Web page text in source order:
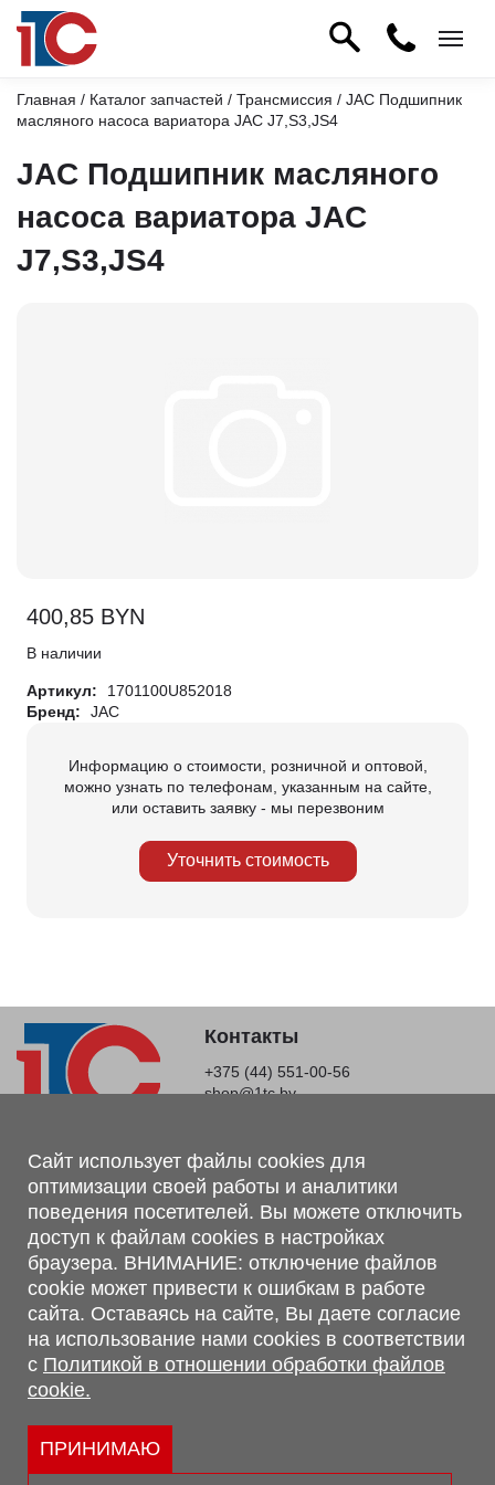
Главная / Каталог запчастей / Трансмиссия / JAC Подшипник
масляного насоса вариатора JAC J7,S3,JS4
JAC Подшипник масляного
насоса вариатора JAC
J7,S3,JS4
400,85 BYN
В наличии
Артикул:
1701100U852018
Бренд:
JAC
Информацию о стоимости, розничной и оптовой,
можно узнать по телефонам, указанным на сайте,
или оставить заявку - мы перезвоним
Уточнить стоимость
Контакты
+375 (44) 551-00-56
shop@1tc.by
Магазин, склад
г. Минск, Минский р-н, п. Привольный, ул. Мира, 20А,
223062
г. Брест, ул. Лейтенанта Рябцева, 108 В, 224701
Обращаем Ваше внимание, что вся предоставленная на сайте
информация, касающаяся комплектаций, технических
характеристик, цветовых сочетаний, а также стоимости и
сервисного обслуживания носит информационный характер и
не является публичной офертой, определяемой п.2 ст.407
Гражданского кодекса Республики Беларусь.
Политика обработки персональных данных
Политикой в отношении обработки файлов cookie.
Сайт использует файлы cookies для
оптимизации своей работы и аналитики
поведения посетителей. Вы можете отключить
доступ к файлам cookies в настройках
браузера. ВНИМАНИЕ: отключение файлов
cookie может привести к ошибкам в работе
сайта. Оставаясь на сайте, Вы даете согласие
на использование нами cookies в соответствии
с Политикой в отношении обработки файлов
cookie.
ПРИНИМАЮ